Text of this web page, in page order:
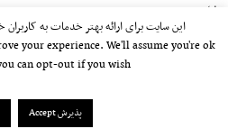
طراحی
این سایت برای ارائه بهتر خدمات به
your experience. We'll assume you're ok
can opt-out if you wish.
پذیرش Accept